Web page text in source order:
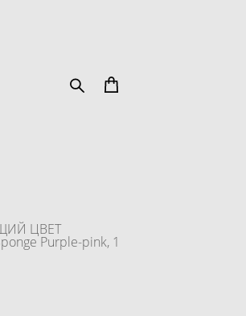
ЦВЕТ
Purple-pink, 1